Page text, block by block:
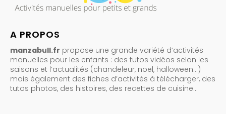
A PROPOS
manzabull.fr propose une grande variété d’activités
manuelles pour les enfants : des tutos vidéos selon les
saisons et l’actualités (chandeleur, noel, halloween…)
mais également des fiches d’activités à télécharger, des
tutos photos, des histoires, des recettes de cuisine…